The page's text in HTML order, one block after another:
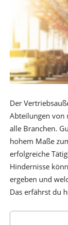
Der
Abteilungen von
alle Branchen.
hohem Maße
erfolgreiche
Hindernisse
ergeben und
Das erfährst du